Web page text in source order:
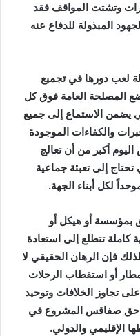
وتشتت المواقف فقد
المبذولة للدفاع عنه
لعب دورها في تجميع
المصلحة العامة فوق كل
يضمن الاستماع إلى جميع
والكفاءات الموجودة
أكبر من أن تعالج
إلى تعبئة جماعية
لكل أبناء الجهة.
بمؤسسة أو هيكل أو
كاملة تتطلع إلى استعادة
فإن الرهان الحقيقي لا
أو استقطاب الرحلات
تجاوز الخلافات وتوحيد
حق صفاقس المشروع في
الإقليمي والدولي.